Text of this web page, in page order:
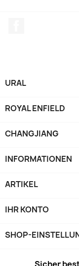
URAL
ROYAL ENFIELD
CHANGJIANG
INFORMATIONEN
ARTIKEL
IHR KONTO
SHOP-